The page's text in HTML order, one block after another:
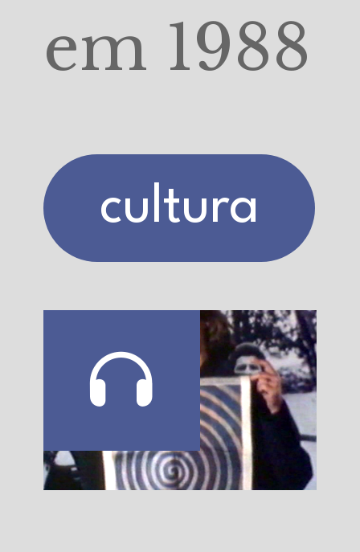
em 1988
cultura